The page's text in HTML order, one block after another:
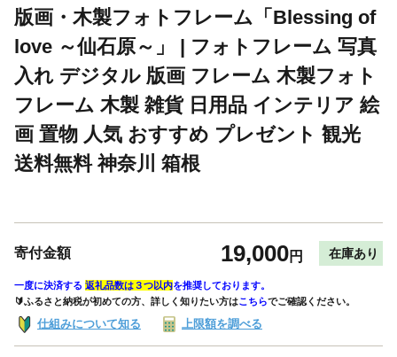
版画・木製フォトフレーム「Blessing of
love ～仙石原～」 | フォトフレーム 写真
入れ デジタル 版画 フレーム 木製フォト
フレーム 木製 雑貨 日用品 インテリア 絵
画 置物 人気 おすすめ プレゼント 観光
送料無料 神奈川 箱根
寄付金額 19,000円 在庫あり
一度に決済する 返礼品数は３つ以内を推奨しております。
🔰ふるさと納税が初めての方、詳しく知りたい方はこちらでご確認ください。
仕組みについて知る 上限額を調べる